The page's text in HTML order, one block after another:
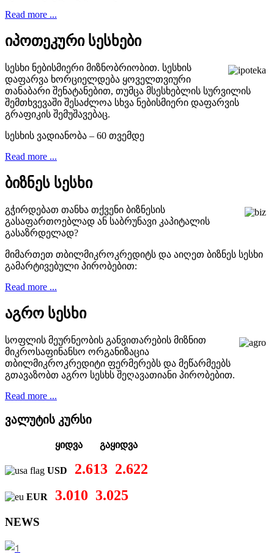
Read more ...
იპოთეკური სესხები
სესხი ნებისმიერი მიზნობრიობით. სესხის
დაფარვა ხორციელდება ყოველთვიური
თანაბარი შენატანებით, თუმცა მსესხებლის სურვილის
შემთხვევაში შესაძლოა სხვა ნებისმიერი დაფარვის
გრაფიკის შემუშავებაც.
სესხის ვადიანობა – 60 თვემდე
Read more ...
ბიზნეს სესხი
გჭირდებათ თანხა თქვენი ბიზნესის
გასაფართოებლად ან საბრუნავი კაპიტალის
გასაზრდელად?
მიმართეთ თბილმიკროკრედიტს და აიღეთ ბიზნეს სესხი
გამარტივებული პირობებით:
Read more ...
აგრო სესხი
სოფლის მეურნეობის განვითარების მიზნით
მიკროსაფინანსო ორგანიზაცია
თბილმიკროკრედიტი ფერმერებს და მეწარმეებს
გთავაზობთ აგრო სესხს შეღავათიანი პირობებით.
Read more ...
ვალუტის კურსი
ყიდვა გაყიდვა
USD 2.613 2.622
EUR 3.010 3.025
NEWS